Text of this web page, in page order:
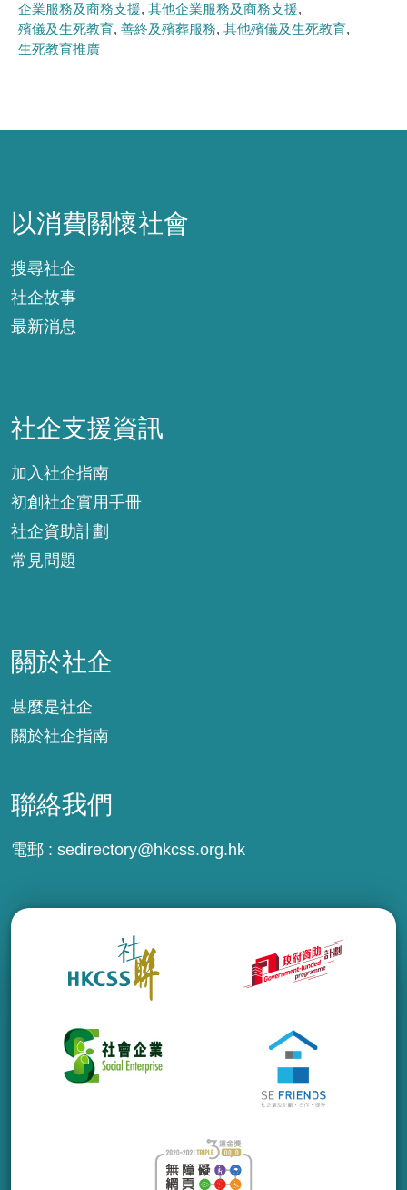
企業服務及商務支援 其他企業服務及商務支援
殯儀及生死教育 善終及殯葬服務 其他殯儀及生死教育
生死教育推廣
以消費關懷社會
搜尋社企
社企故事
最新消息
社企支援資訊
加入社企指南
初創社企實用手冊
社企資助計劃
常見問題
關於社企
甚麼是社企
關於社企指南
聯絡我們
電郵 : sedirectory@hkcss.org.hk